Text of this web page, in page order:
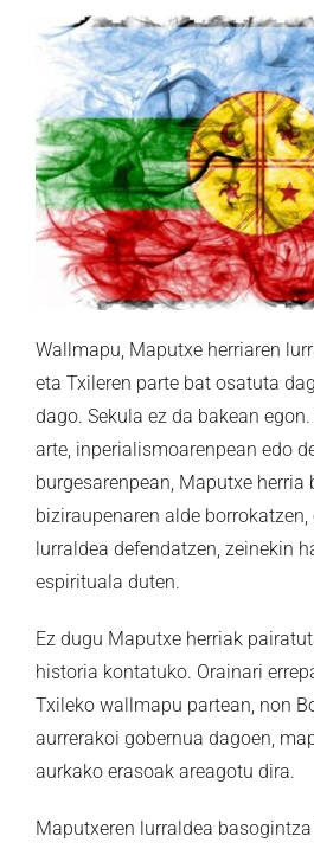
Wallmapu, Maputxe herriaren
eta Txileren parte bat osatuta
dago. Sekula ez da bakean
arte, inperialismoarenpean edo
burgesarenpean, Maputxe herria
biziraupenaren alde
lurraldea defendatzen, zeinekin
espirituala duten.
Ez dugu Maputxe herriak
historia kontatuko. Orainari
Txileko wallmapu partean, non
aurrerakoi gobernua dagoen,
aurkako erasoak areagotu dira.
Maputxeren lurraldea